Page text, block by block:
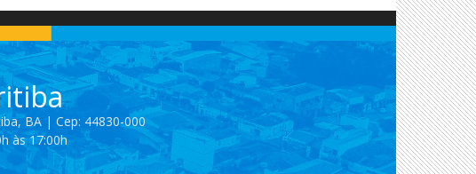
BA | Cep: 44830-000
às 17:00h